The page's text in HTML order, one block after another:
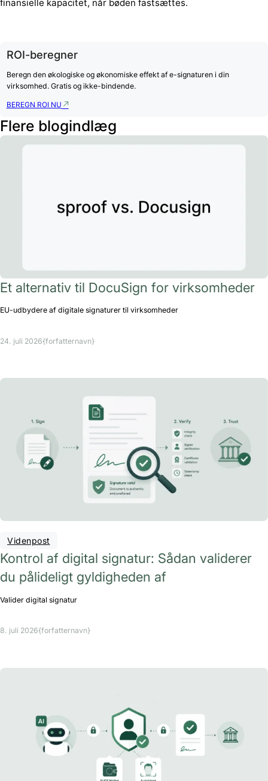
finansielle kapacitet, når bøden fastsættes.
ROI-beregner
Beregn den økologiske og økonomiske effekt af e-signaturen i din
virksomhed. Gratis og ikke-bindende.
BEREGN ROI NU
Flere blogindlæg
Et alternativ til DocuSign for virksomheder
EU-udbydere af digitale signaturer til virksomheder
24. juli 2026{forfatternavn}
Videnpost
Kontrol af digital signatur: Sådan validerer
du pålideligt gyldigheden af
Valider digital signatur
8. juli 2026{forfatternavn}